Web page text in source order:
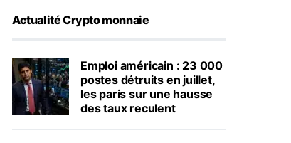
Actualité Crypto monnaie
Emploi américain : 23 000
postes détruits en juillet,
les paris sur une hausse
des taux reculent